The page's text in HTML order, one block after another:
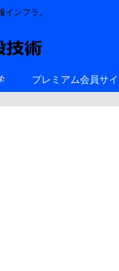
ンフラ。
プレミアム会員サ